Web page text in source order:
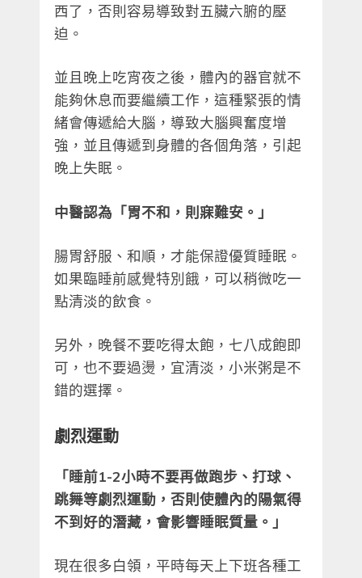
西了，否則容易導致對五臟六腑的壓
迫。
並且晚上吃宵夜之後，體內的器官就不
能夠休息而要繼續工作，這種緊張的情
緒會傳遞給大腦，導致大腦興奮度增
強，並且傳遞到身體的各個角落，引起
晚上失眠。
中醫認為「胃不和，則寐難安。」
腸胃舒服、和順，才能保證優質睡眠。
如果臨睡前感覺特別餓，可以稍微吃一
點清淡的飲食。
另外，晚餐不要吃得太飽，七八成飽即
可，也不要過燙，宜清淡，小米粥是不
錯的選擇。
劇烈運動
「睡前1-2小時不要再做跑步、打球、
跳舞等劇烈運動，否則使體內的陽氣得
不到好的潛藏，會影響睡眠質量。」
現在很多白領，平時每天上下班各種工